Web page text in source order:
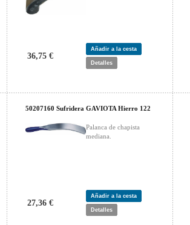
36,75 €
Añadir a la cesta
Detalles
50207160 Sufridera GAVIOTA Hierro 122
Palanca de chapista
mediana.
27,36 €
Añadir a la cesta
Detalles